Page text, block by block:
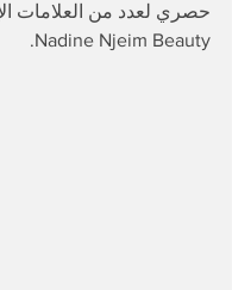
حصري لعدد من العلامات
Nadine Njeim Beauty.